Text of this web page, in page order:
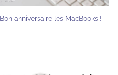
Bon anniversaire les MacBooks !